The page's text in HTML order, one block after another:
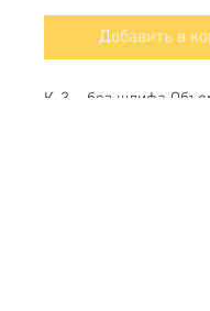
Добавить в
К-3 – без шлифа